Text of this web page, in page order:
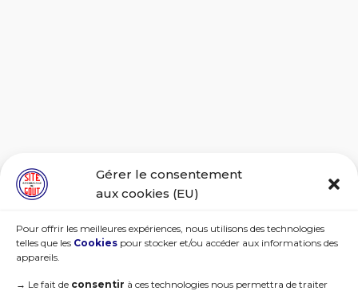
Gérer le consentement
aux cookies (EU)
Pour offrir les meilleures expériences, nous utilisons des technologies
telles que les Cookies pour stocker et/ou accéder aux informations des
appareils.
→ Le fait de consentir à ces technologies nous permettra de traiter